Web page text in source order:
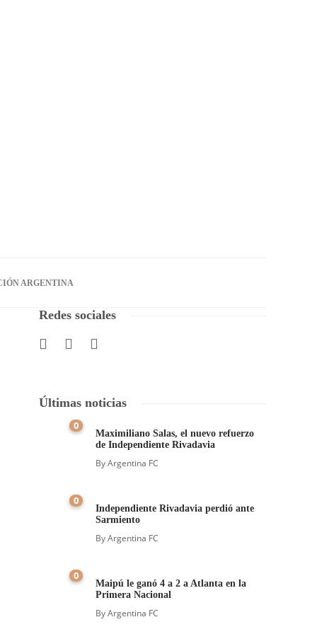
ARGENTINA
Redes sociales
Últimas noticias
0
Maximiliano Salas, el nuevo refuerzo
de Independiente Rivadavia
ByArgentina FC
0
Independiente Rivadavia perdió ante
Sarmiento
ByArgentina FC
0
Maipú le ganó 4 a 2 a Atlanta en la
Primera Nacional
ByArgentina FC